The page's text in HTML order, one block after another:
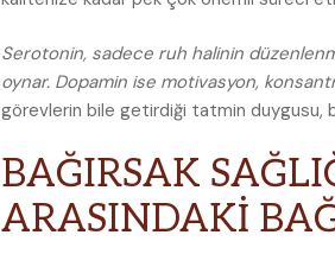
Serotonin, sadece ruh halinin
oynar. Dopamin ise motivasyon,
görevlerin bile getirdiği tatmin duygusu,
BAĞIRSAK
ARASINDAKİ